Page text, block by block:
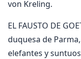
von Kreling.
EL FAUSTO DE
duquesa de
elefantes y